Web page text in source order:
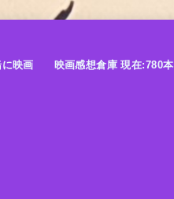
映画 映画感想倉庫 現在:780本